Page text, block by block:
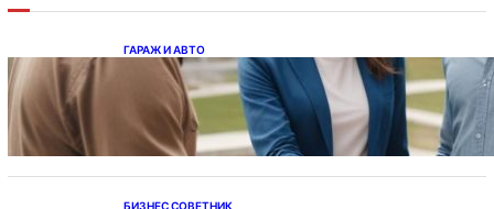
ГАРАЖ И АВТО
Ипотека на новостройки при оформлении
напрямую у застройщика
БИЗНЕС СОВЕТНИК